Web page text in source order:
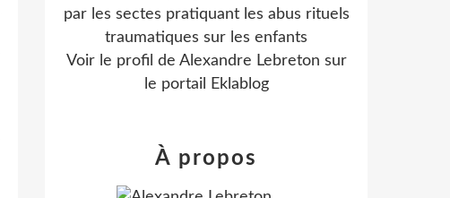
par les sectes pratiquant les abus rituels
traumatiques sur les enfants
Voir le profil de Alexandre Lebreton sur
le portail Eklablog
À propos